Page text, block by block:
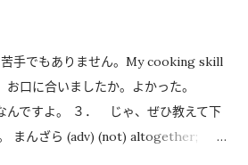
手でもありません。My cooking skill
口に合いましたか。よかった。
んですよ。 ３． じゃ、ぜひ教えて下
まんざら (adv) (not) altogether;